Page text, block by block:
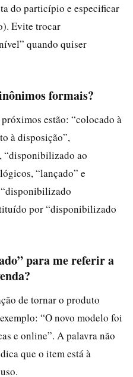
do particípio e especificar
Evite trocar
quando quiser
formais?
estão: “colocado à
à disposição”,
“disponibilizado ao
“lançado” e
por “disponibilizado
para me referir a
de tornar o produto
“O novo modelo foi
e online”. A palavra não
que o item está à